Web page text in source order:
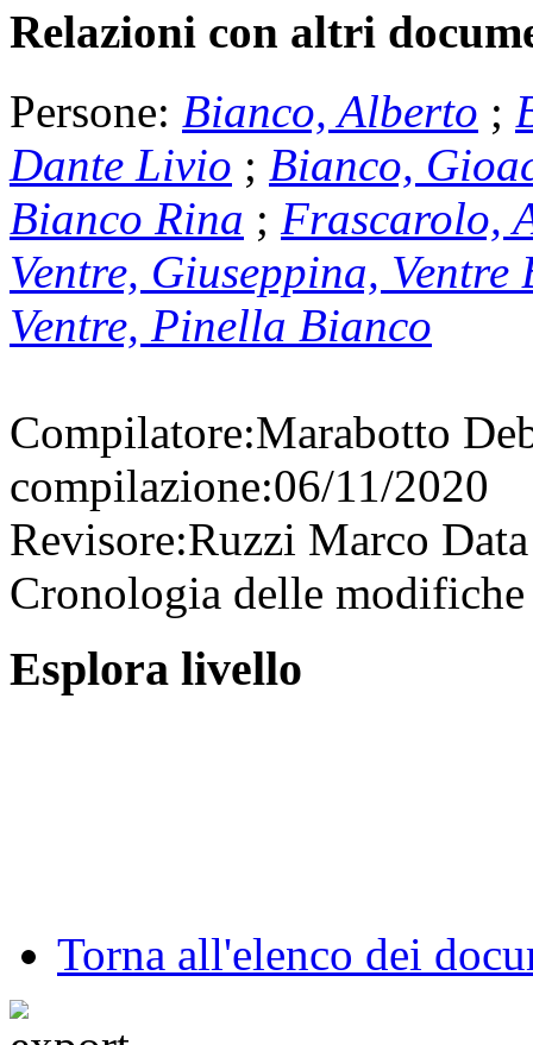
Relazioni con altri
Persone: Bianco, Alberto ;
Dante Livio ; Bianco,
Bianco Rina ; Frascarolo,
Ventre, Giuseppina,
Ventre, Pinella Bianco
Compilatore:Marabotto
compilazione:06/11/2020
Revisore:Ruzzi Marco
Cronologia delle
Esplora livello
Torna all'elenco dei